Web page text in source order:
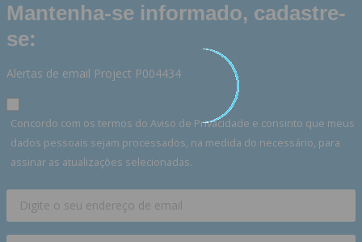
Mantenha-se informado, cadastre-
se:
Alertas de email Project P004434
Concordo com os termos do Aviso de Privacidade e consinto que meus
dados pessoais sejam processados, na medida do necessário, para
assinar as atualizações selecionadas.